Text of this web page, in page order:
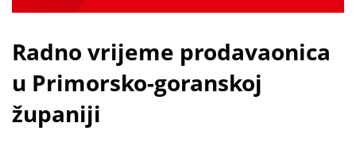
Radno vrijeme prodavaonica
u Primorsko-goranskoj
županiji